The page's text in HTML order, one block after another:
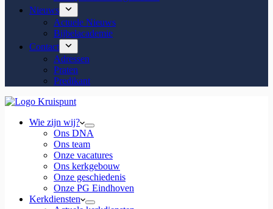
Nieuws
Actuele Nieuws
Bijbelacademie
Contact
Adressen
Praten
Predikant
Wie zijn wij?
Ons DNA
Ons team
Onze vacatures
Ons kerkgebouw
Onze geschiedenis
Onze PG Eindhoven
Kerkdiensten